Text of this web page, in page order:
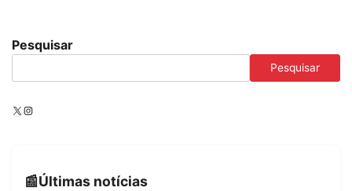
Pesquisar
Pesquisar
X Instagram
Últimas notícias